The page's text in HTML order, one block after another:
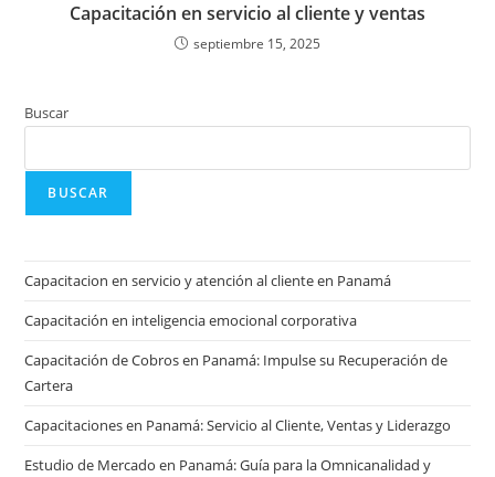
Capacitación en servicio al cliente y ventas
septiembre 15, 2025
Buscar
BUSCAR
Capacitacion en servicio y atención al cliente en Panamá
Capacitación en inteligencia emocional corporativa
Capacitación de Cobros en Panamá: Impulse su Recuperación de
Cartera
Capacitaciones en Panamá: Servicio al Cliente, Ventas y Liderazgo
Estudio de Mercado en Panamá: Guía para la Omnicanalidad y